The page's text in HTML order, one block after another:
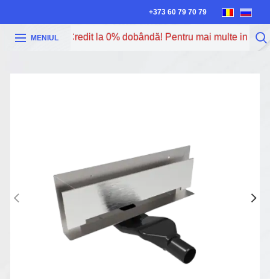
+373 60 79 70 79
MENIUL
cu Iute Credit la 0% dobândă! Pentru mai multe